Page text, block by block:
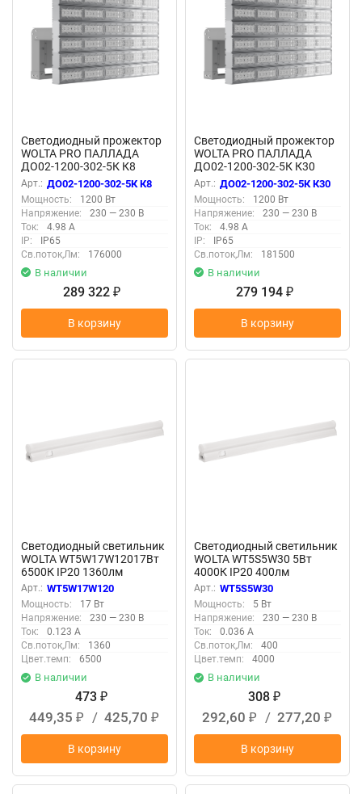
Светодиодный прожектор
WOLTA PRO ПАЛЛАДА
ДО02-1200-302-5К К8
Прозрачный
Арт.: ДО02-1200-302-5К К8
Мощность:
1200 Вт
Напряжение:
230 — 230 В
Ток:
4.98 А
IP:
IP65
Св.поток,Лм:
176000
В наличии
289 322 ₽
В корзину
Светодиодный прожектор
WOLTA PRO ПАЛЛАДА
ДО02-1200-302-5К К30
Прозрачный
Арт.: ДО02-1200-302-5К К30
Мощность:
1200 Вт
Напряжение:
230 — 230 В
Ток:
4.98 А
IP:
IP65
Св.поток,Лм:
181500
В наличии
279 194 ₽
В корзину
Светодиодный светильник
WOLTA WT5W17W12017Вт
6500К IP20 1360лм
соединяемый в линию
Арт.: WT5W17W120
Мощность:
17 Вт
Напряжение:
230 — 230 В
Ток:
0.123 А
Св.поток,Лм:
1360
Цвет.темп:
6500
В наличии
473 ₽
449,35 ₽ / 425,70 ₽
В корзину
Светодиодный светильник
WOLTA WT5S5W30 5Вт
4000К IP20 400лм
соединяемый в линию
Арт.: WT5S5W30
Мощность:
5 Вт
Напряжение:
230 — 230 В
Ток:
0.036 А
Св.поток,Лм:
400
Цвет.темп:
4000
В наличии
308 ₽
292,60 ₽ / 277,20 ₽
В корзину